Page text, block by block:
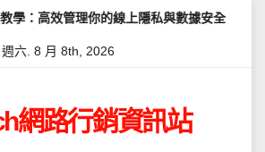
的線上隱私與數據安全 怎麼讓Threads
週六. 8 月 8th, 2026
網路行銷資訊站